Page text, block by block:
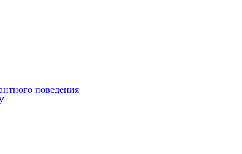
поведения